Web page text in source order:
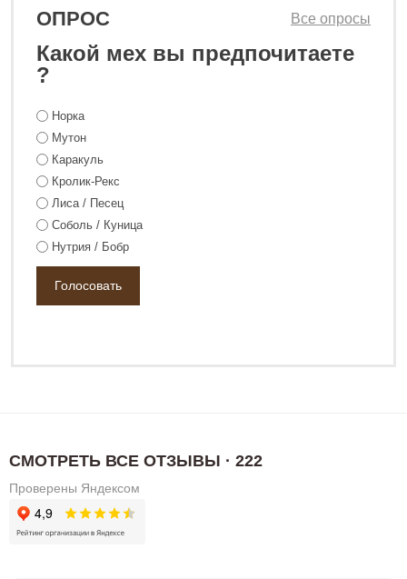
ОПРОС
Какой мех вы предпочитаете
?
Все опросы
Норка
Мутон
Каракуль
Кролик-Рекс
Лиса / Песец
Соболь / Куница
Нутрия / Бобр
СМОТРЕТЬ ВСЕ ОТЗЫВЫ · 222
Проверены Яндексом